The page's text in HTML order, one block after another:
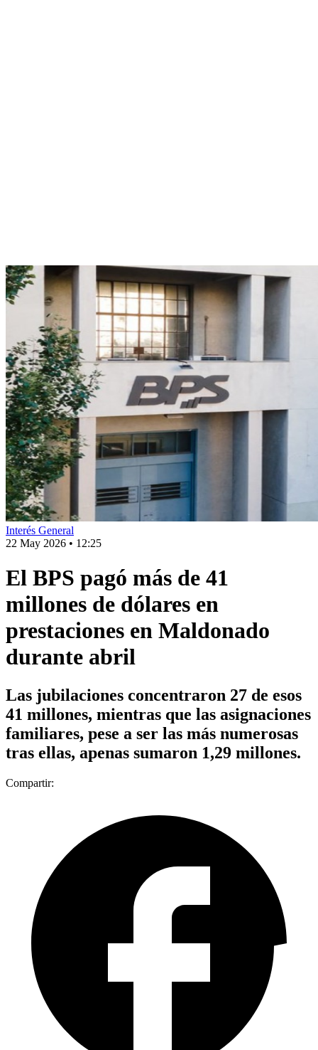
Interés General
22 May 2026 • 12:25
El BPS pagó más de 41
millones de dólares en
prestaciones en Maldonado
durante abril
Las jubilaciones concentraron 27 de esos
41 millones, mientras que las asignaciones
familiares, pese a ser las más numerosas
tras ellas, apenas sumaron 1,29 millones.
Compartir: